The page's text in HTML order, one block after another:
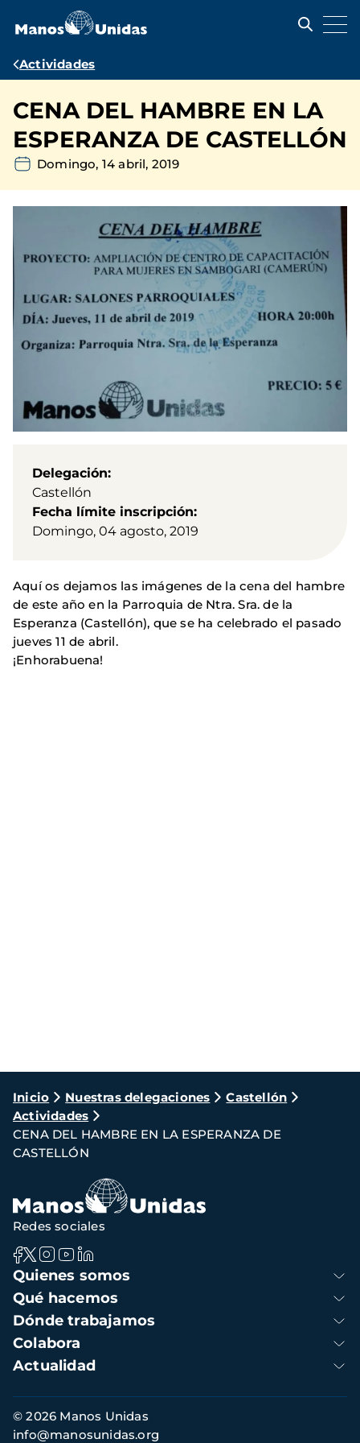
contenido
Ruta
navegación
Actividades
CENA DEL HAMBRE EN LA
ESPERANZA DE CASTELLÓN
Domingo, 14 abril, 2019
Delegación
Castellón
Fecha límite inscripción
Domingo, 04 agosto, 2019
Aquí os dejamos las imágenes de la cena del hambre
de este año en la Parroquia de Ntra. Sra. de la
Esperanza (Castellón), que se ha celebrado el pasado
jueves 11 de abril.
¡Enhorabuena!
Ruta
de
navegación
Inicio Nuestras delegaciones
Castellón
Actividades
CENA DEL HAMBRE EN LA ESPERANZA DE
CASTELLÓN
Navegación
principal
Quienes somos
Qué hacemos
Dónde trabajamos
Colabora
Actualidad
Redes sociales
Información
de
© 2026 Manos Unidas
info@manosunidas.org